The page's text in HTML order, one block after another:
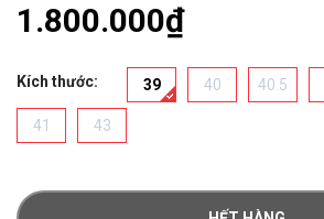
1.800.000₫
Kích thước: 39 40 40.5
41 43